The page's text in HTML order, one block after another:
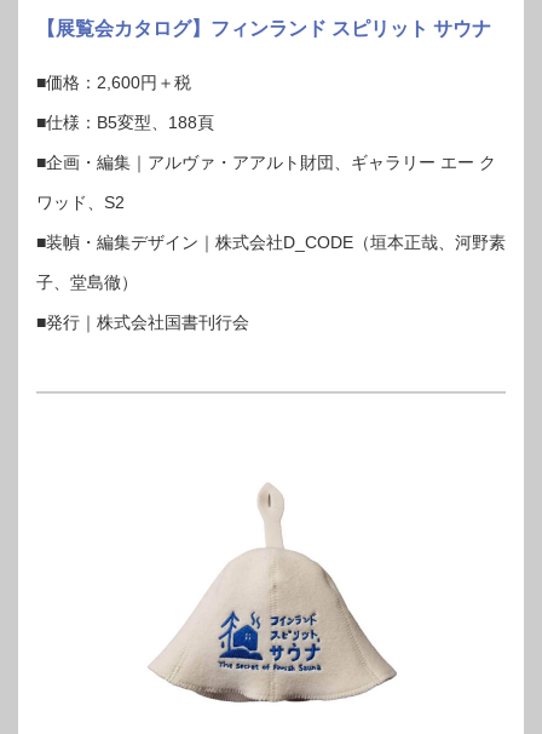
【展覧会カタログ】フィンランド スピリット サウナ
■価格：2,600円＋税
■仕様：B5変型、188頁
■企画・編集｜アルヴァ・アアルト財団、ギャラリー エー ク
ワッド、S2
■装幀・編集デザイン｜株式会社D_CODE（垣本正哉、河野素
子、堂島徹）
■発行｜株式会社国書刊行会